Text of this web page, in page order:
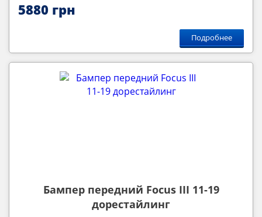
5880 грн
Подробнее
Бампер передний Focus III 11-19
дорестайлинг